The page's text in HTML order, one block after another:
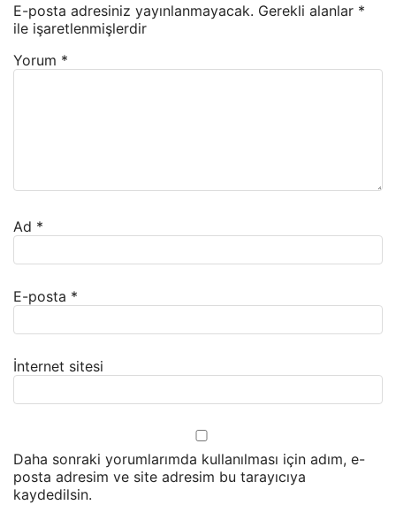
E-posta adresiniz yayınlanmayacak. Gerekli alanlar *
ile işaretlenmişlerdir
Yorum *
Ad *
E-posta *
İnternet sitesi
Daha sonraki yorumlarımda kullanılması için adım, e-
posta adresim ve site adresim bu tarayıcıya
kaydedilsin.